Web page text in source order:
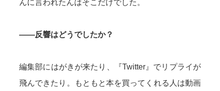
んに言われたんはそこだけでした。
——反響はどうでしたか？
編集部にはがきが来たり、『Twitter』でリプライが
飛んできたり。もともと本を買ってくれる人は動画